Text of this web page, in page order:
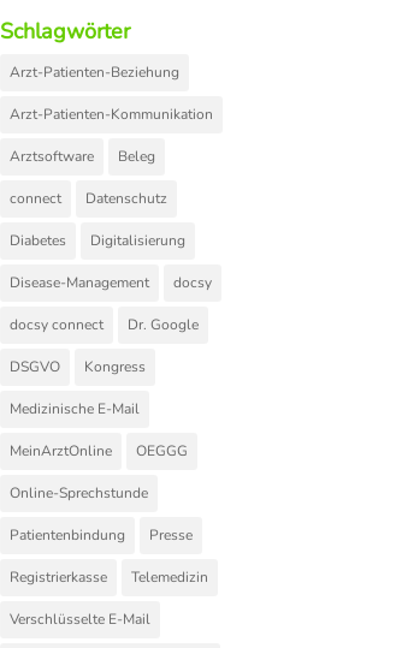
Schlagwörter
Arzt-Patienten-Beziehung
Arzt-Patienten-Kommunikation
Arztsoftware Beleg
connect Datenschutz
Diabetes Digitalisierung
Disease-Management docsy
docsy connect Dr. Google
DSGVO Kongress
Medizinische E-Mail
MeinArztOnline OEGGG
Online-Sprechstunde
Patientenbindung Presse
Registrierkasse Telemedizin
Verschlüsselte E-Mail